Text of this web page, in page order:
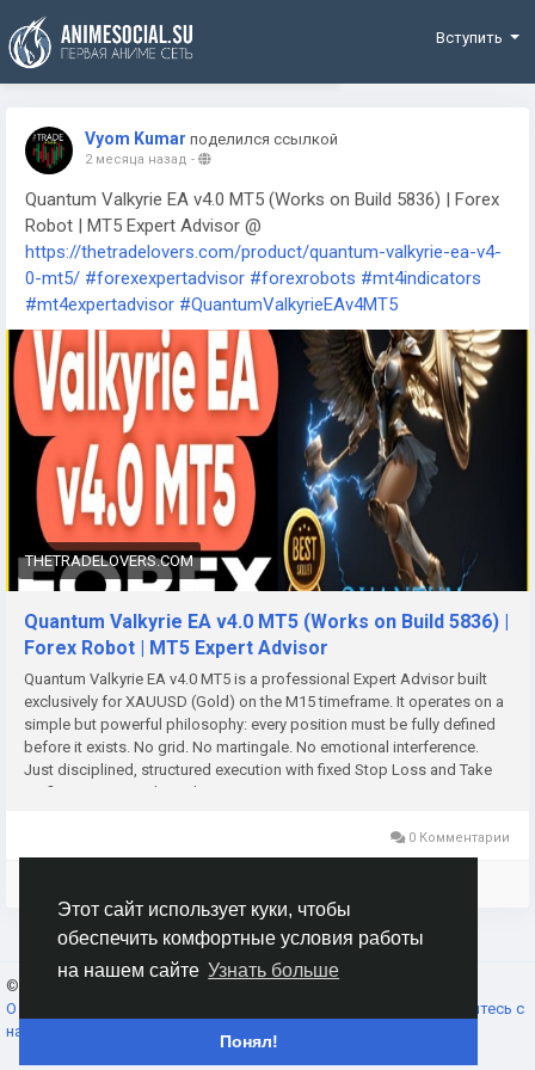
Этот сайт использует куки, чтобы
обеспечить комфортные условия работы
на нашем сайте Узнать больше
Понял!
Funding
Вступить
Vyom Kumar поделился ссылкой
2 месяца назад -
Quantum Valkyrie EA v4.0 MT5 (Works on Build 5836) | Forex
Robot | MT5 Expert Advisor @
https://thetradelovers.com/product/quantum-valkyrie-ea-v4-
0-mt5/ #forexexpertadvisor #forexrobots #mt4indicators
#mt4expertadvisor #QuantumValkyrieEAv4MT5
THETRADELOVERS.COM
Quantum Valkyrie EA v4.0 MT5 (Works on Build 5836) |
Forex Robot | MT5 Expert Advisor
Quantum Valkyrie EA v4.0 MT5 is a professional Expert Advisor built
exclusively for XAUUSD (Gold) on the M15 timeframe. It operates on a
simple but powerful philosophy: every position must be fully defined
before it exists. No grid. No martingale. No emotional interference.
Just disciplined, structured execution with fixed Stop Loss and Take
Profit on every single trade.
0 Комментарии
© 2026 AnimeSocial.SU - Первая аниме сеть!
О нас
Свяжитесь с
нами